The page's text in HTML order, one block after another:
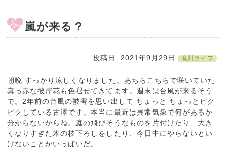
嵐が来る？
投稿日: 2021年9月29日 鴨川ライフ
朝晩 すっかり涼しくなりました。あちらこちらで咲いていた
真っ赤な彼岸花も色褪せてきてます。週末は台風が来るそう
で。2年前の台風の被害を思い出して ちょっと ちょっとビク
ビクしている古澤です。本当に最近は異常気象で何があるか
分からないからね。庭の飛びそうなものを片付けたり、大き
くなりすぎた木の枝下ろしをしたり、今日中にやらないとい
けないことがいっぱいだ。